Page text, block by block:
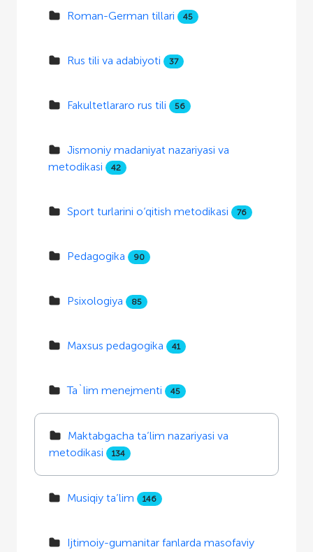
Roman-German tillari 45
Rus tili va adabiyoti 37
Fakultetlararo rus tili 56
Jismoniy madaniyat nazariyasi va
metodikasi
42
Sport turlarini o‘qitish metodikasi 76
Pedagogika 90
Psixologiya 85
Maxsus pedagogika 41
Ta`lim menejmenti 45
Maktabgacha ta’lim nazariyasi va
metodikasi
134
Musiqiy ta’lim 146
Ijtimoiy-gumanitar fanlarda masofaviy